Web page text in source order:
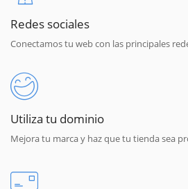
Redes sociales
Conectamos tu web con las principales
Utiliza tu dominio
Mejora tu marca y haz que tu tienda sea